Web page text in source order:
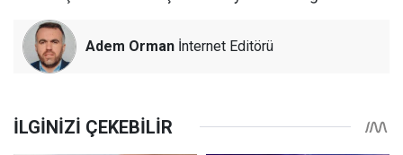
Adem Orman İnternet Editörü